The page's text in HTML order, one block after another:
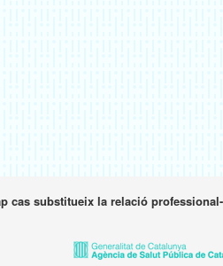
cas substitueix la relació